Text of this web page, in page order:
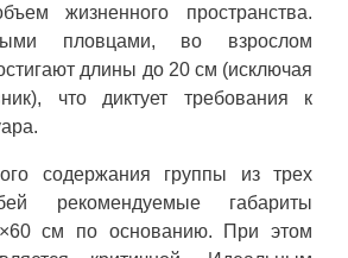
жизненного пространства.
пловцами, во взрослом
длины до 20 см (исключая
что диктует требования к
содержания группы из трех
рекомендуемые габариты
см по основанию. При этом